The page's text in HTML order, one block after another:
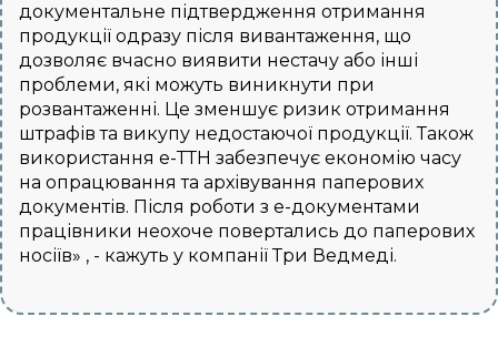
документальне підтвердження отримання
продукції одразу після вивантаження, що
дозволяє вчасно виявити нестачу або інші
проблеми, які можуть виникнути при
розвантаженні. Це зменшує ризик отримання
штрафів та викупу недостаючої продукції. Також
використання е-ТТН забезпечує економію часу
на опрацювання та архівування паперових
документів. Після роботи з е-документами
працівники неохоче повертались до паперових
носіїв» , - кажуть у компанії Три Ведмеді.